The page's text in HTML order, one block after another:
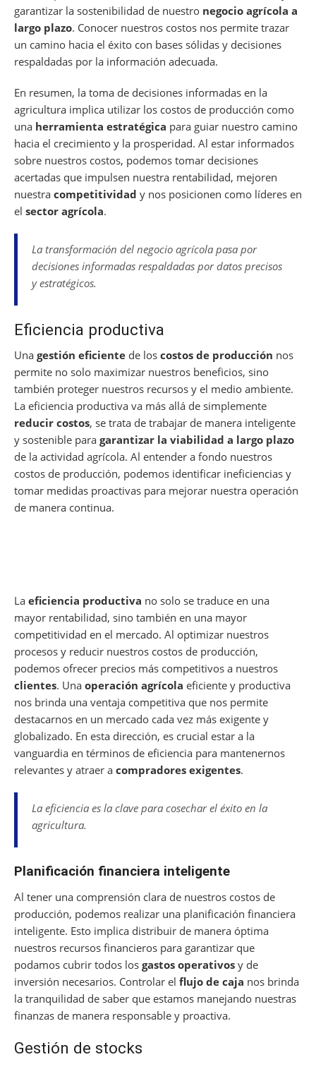
garantizar la sostenibilidad de nuestro negocio agrícola a
largo plazo. Conocer nuestros costos nos permite trazar
un camino hacia el éxito con bases sólidas y decisiones
respaldadas por la información adecuada.
En resumen, la toma de decisiones informadas en la
agricultura implica utilizar los costos de producción como
una herramienta estratégica para guiar nuestro camino
hacia el crecimiento y la prosperidad. Al estar informados
sobre nuestros costos, podemos tomar decisiones
acertadas que impulsen nuestra rentabilidad, mejoren
nuestra competitividad y nos posicionen como líderes en
el sector agrícola.
La transformación del negocio agrícola pasa por
decisiones informadas respaldadas por datos precisos
y estratégicos.
Eficiencia productiva
Una gestión eficiente de los costos de producción nos
permite no solo maximizar nuestros beneficios, sino
también proteger nuestros recursos y el medio ambiente.
La eficiencia productiva va más allá de simplemente
reducir costos, se trata de trabajar de manera inteligente
y sostenible para garantizar la viabilidad a largo plazo
de la actividad agrícola. Al entender a fondo nuestros
costos de producción, podemos identificar ineficiencias y
tomar medidas proactivas para mejorar nuestra operación
de manera continua.
La eficiencia productiva no solo se traduce en una
mayor rentabilidad, sino también en una mayor
competitividad en el mercado. Al optimizar nuestros
procesos y reducir nuestros costos de producción,
podemos ofrecer precios más competitivos a nuestros
clientes. Una operación agrícola eficiente y productiva
nos brinda una ventaja competitiva que nos permite
destacarnos en un mercado cada vez más exigente y
globalizado. En esta dirección, es crucial estar a la
vanguardia en términos de eficiencia para mantenernos
relevantes y atraer a compradores exigentes.
La eficiencia es la clave para cosechar el éxito en la
agricultura.
Planificación financiera inteligente
Al tener una comprensión clara de nuestros costos de
producción, podemos realizar una planificación financiera
inteligente. Esto implica distribuir de manera óptima
nuestros recursos financieros para garantizar que
podamos cubrir todos los gastos operativos y de
inversión necesarios. Controlar el flujo de caja nos brinda
la tranquilidad de saber que estamos manejando nuestras
finanzas de manera responsable y proactiva.
Gestión de stocks